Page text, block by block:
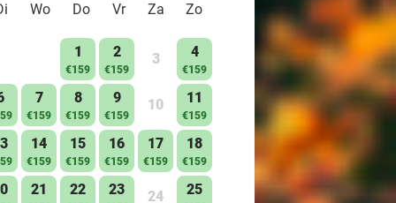
Wo Do Vr Za Zo
1
€159
2
€159
3 4
€159
7
€159
8
€159
9
€159
10 11
€159
14
€159
15
€159
16
€159
17
€159
18
€159
21 22 23 24 25